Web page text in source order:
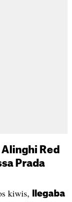
Red
Prada
kiwis,
llegaba